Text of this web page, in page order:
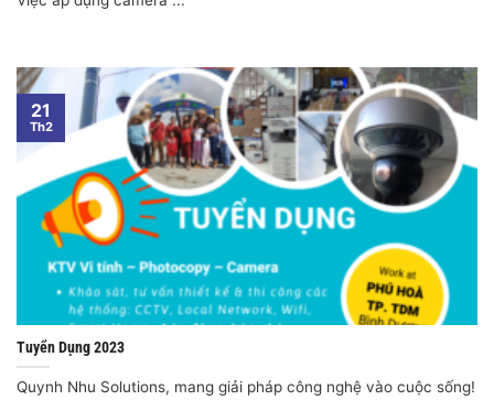
Tuyển Dụng 2023
Quynh Nhu Solutions, mang giải pháp công nghệ vào cuộc sống!
21
Th2